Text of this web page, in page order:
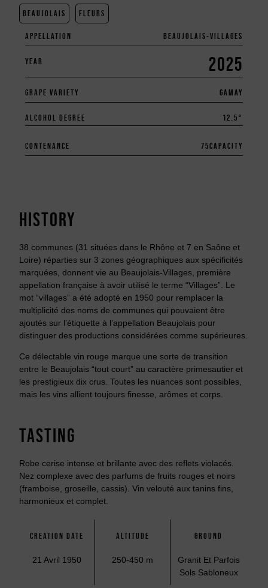
BEAUJOLAIS FLEURS
APPELLATION BEAUJOLAIS-VILLAGES
YEAR 2025
GRAPE VARIETY GAMAY
ALCOHOL DEGREE 12.5°
CONTENANCE 75CAPACITY
HISTORY
38 communes (31 situées dans le Rhône et 7 en Saône et
Loire) réparties sur 3 zones géographiques aux spécificités
marquées, donnent vie au Beaujolais-Villages, première
appellation française à avoir utilisé le terme “Villages”. Le
mot “villages” a été adopté en 1950 pour remplacer la
multiplicité des noms de communes qui pouvaient être
ajoutés sur l’étiquette à l’appellation Beaujolais pour
distinguer des productions considérées comme supérieures.
Ce délectable vin rouge marque une sorte de transition
entre le Beaujolais “tout court” au caractère primesautier et
les prestigieux dix crus. Toutes les nuances sont possibles,
mais les vins allient toujours finesse, arômes et corps.
TASTING
Robe cerise intense et brillante avec des reflets violacés.
Nez complexe avec des parfums de fruits rouges et noirs
(framboise, groseille, cassis). Vin velouté aux tanins fins,
harmonieux et complet.
CREATION DATE
21 Avril 1950
ALTITUDE
250-450 m
GROUND
Granit Et Parfois
Sols Sabloneux